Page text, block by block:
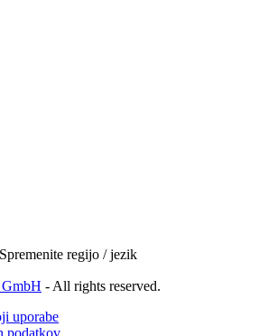
Spremenite regijo / jezik
GmbH - All rights reserved.
uporabe